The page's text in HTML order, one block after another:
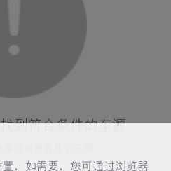
，如需要，您可通过浏览器
到符合条件的车源